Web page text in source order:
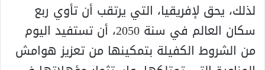
لذلك، يحق لإفريقيا، التي يرتقب أن تأوي ربع
سكان العالم في سنة 2050، أن تستفيد اليوم
من الشروط الكفيلة بتمكينها من تعزيز هوامش